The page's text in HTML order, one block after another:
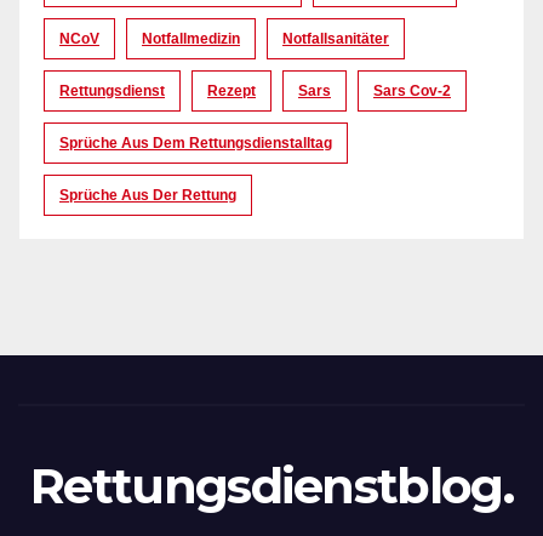
NCoV Notfallmedizin Notfallsanitäter
Rettungsdienst Rezept Sars Sars Cov-2
Sprüche Aus Dem Rettungsdienstalltag
Sprüche Aus Der Rettung
Rettungsdienstblog.